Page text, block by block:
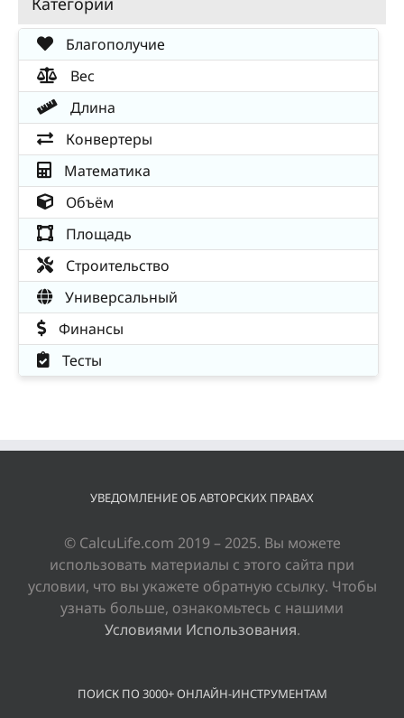
Благополучие
Вес
Длина
Конвертеры
Математика
Объём
Площадь
Строительство
Универсальный
Финансы
Тесты
УВЕДОМЛЕНИЕ ОБ АВТОРСКИХ ПРАВАХ
© CalcuLife.com 2019 – 2025. Вы можете
использовать материалы с этого сайта при
условии, что вы укажете обратную ссылку. Чтобы
узнать больше, ознакомьтесь с нашими
Условиями Использования.
ПОИСК ПО 3000+ ОНЛАЙН-ИНСТРУМЕНТАМ